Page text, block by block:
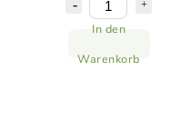
In den
Warenkorb